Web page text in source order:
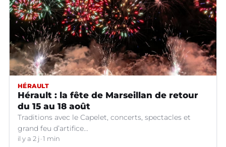
HÉRAULT
Hérault : la fête de Marseillan de retour
du 15 au 18 août
Traditions avec le Capelet, concerts, spectacles et
grand feu d’artifice...
il y a 2 j 1 min